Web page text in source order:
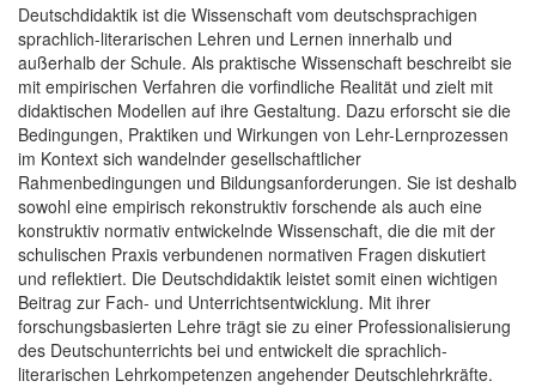
Deutschdidaktik ist die Wissenschaft vom deutschsprachigen
sprachlich-literarischen Lehren und Lernen innerhalb und
außerhalb der Schule. Als praktische Wissenschaft beschreibt sie
mit empirischen Verfahren die vorfindliche Realität und zielt mit
didaktischen Modellen auf ihre Gestaltung. Dazu erforscht sie die
Bedingungen, Praktiken und Wirkungen von Lehr-Lernprozessen
im Kontext sich wandelnder gesellschaftlicher
Rahmenbedingungen und Bildungsanforderungen. Sie ist deshalb
sowohl eine empirisch rekonstruktiv forschende als auch eine
konstruktiv normativ entwickelnde Wissenschaft, die die mit der
schulischen Praxis verbundenen normativen Fragen diskutiert
und reflektiert. Die Deutschdidaktik leistet somit einen wichtigen
Beitrag zur Fach- und Unterrichtsentwicklung. Mit ihrer
forschungsbasierten Lehre trägt sie zu einer Professionalisierung
des Deutschunterrichts bei und entwickelt die sprachlich-
literarischen Lehrkompetenzen angehender Deutschlehrkräfte.